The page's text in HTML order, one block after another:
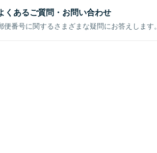
くあるご質問・お問い合わせ
便番号に関するさまざまな疑問にお答えします。